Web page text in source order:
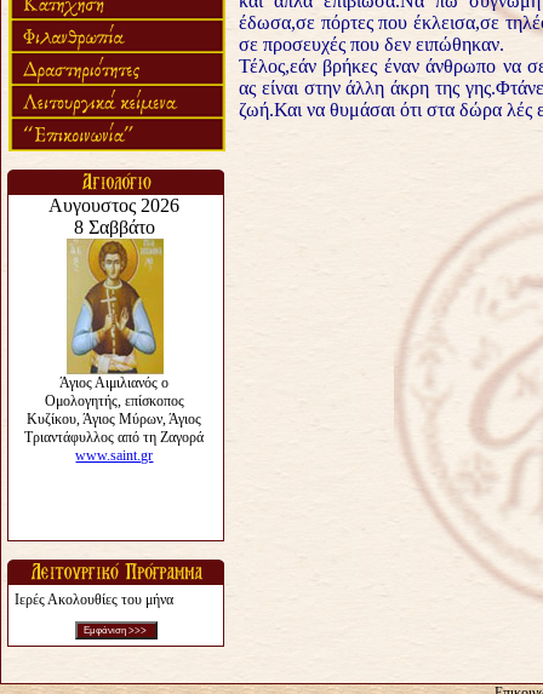
Ιερές Ακολουθίες του μήνα
έδωσα,σε πόρτες που έκλεισα,σε
σε προσευχές που δεν ειπώθηκαν.
Τέλος,εάν βρήκες έναν άνθρωπο να
ας είναι στην άλλη άκρη της
ζωή.Και να θυμάσαι ότι στα δώρα λές